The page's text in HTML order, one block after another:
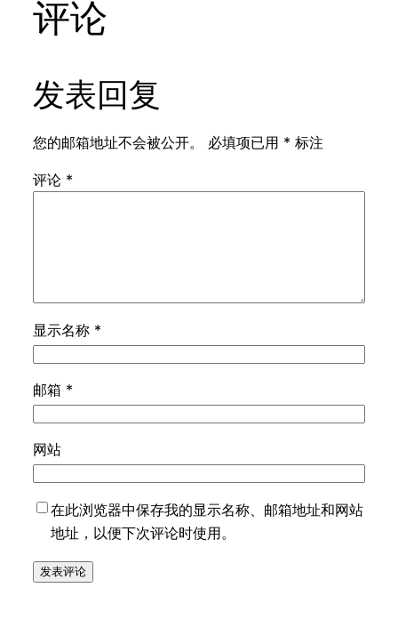
评论
发表回复
您的邮箱地址不会被公开。 必填项已用 * 标注
评论 *
显示名称 *
邮箱 *
网站
在此浏览器中保存我的显示名称、邮箱地址和网站
地址，以便下次评论时使用。